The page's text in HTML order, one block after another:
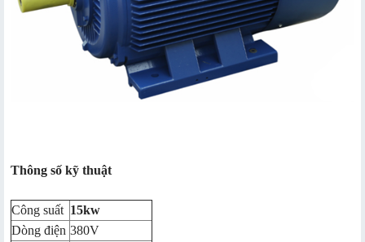
Thông số kỹ thuật
Công suất 15kw
Dòng điện 380V